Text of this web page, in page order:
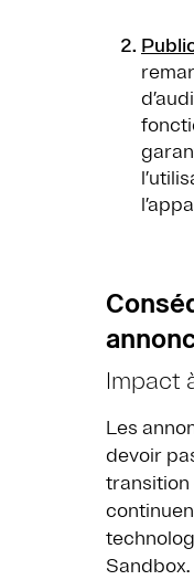
Impact
Les
devoir
transition